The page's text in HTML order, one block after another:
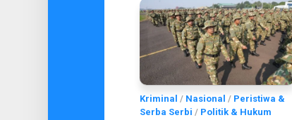
Kriminal / Nasional / Peristiwa &
Serba Serbi / Politik & Hukum